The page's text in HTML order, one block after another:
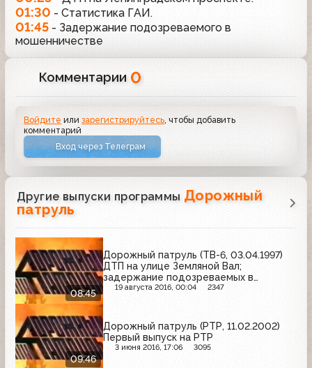
01:30 - Статистика ГАИ.
01:45 - Задержание подозреваемого в
мошенничестве
Комментарии 0
Войдите илизарегистрируйтесь , чтобы добавить
комментарий
Вход через Телеграм
Другие выпуски программы Дорожный
патруль
08:45
Дорожный патруль (ТВ-6, 03.04.1997)
ДТП на улице Земляной Вал;
задержание подозреваемых в
грабежах; труп мужчина на улце
19 августа 2016, 00:04 2347
09:46
Дорожный патруль (РТР, 11.02.2002)
Первый выпуск на РТР
3 июня 2016, 17:06 3095